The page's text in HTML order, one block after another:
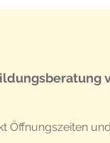
Öffnungszeiten